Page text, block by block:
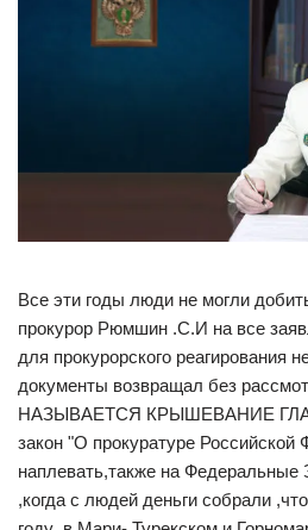
Все эти годы люди не могли
прокурор Рюмшин .С.И на все
для прокурорского реагирования
документы возвращал без
НАЗЫВАЕТСЯ КРЫШЕВАНИЕ
закон "О прокуратуре Российской
наплевать,также на
,когда с людей деньги собрали